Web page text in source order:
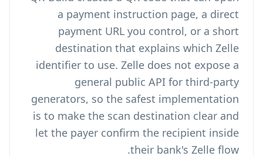
a payment instruction page, a direct
payment URL you control, or a short
destination that explains which Zelle
identifier to use. Zelle does not expose a
general public API for third-party
generators, so the safest implementation
is to make the scan destination clear and
let the payer confirm the recipient inside
their bank's Zelle flow.